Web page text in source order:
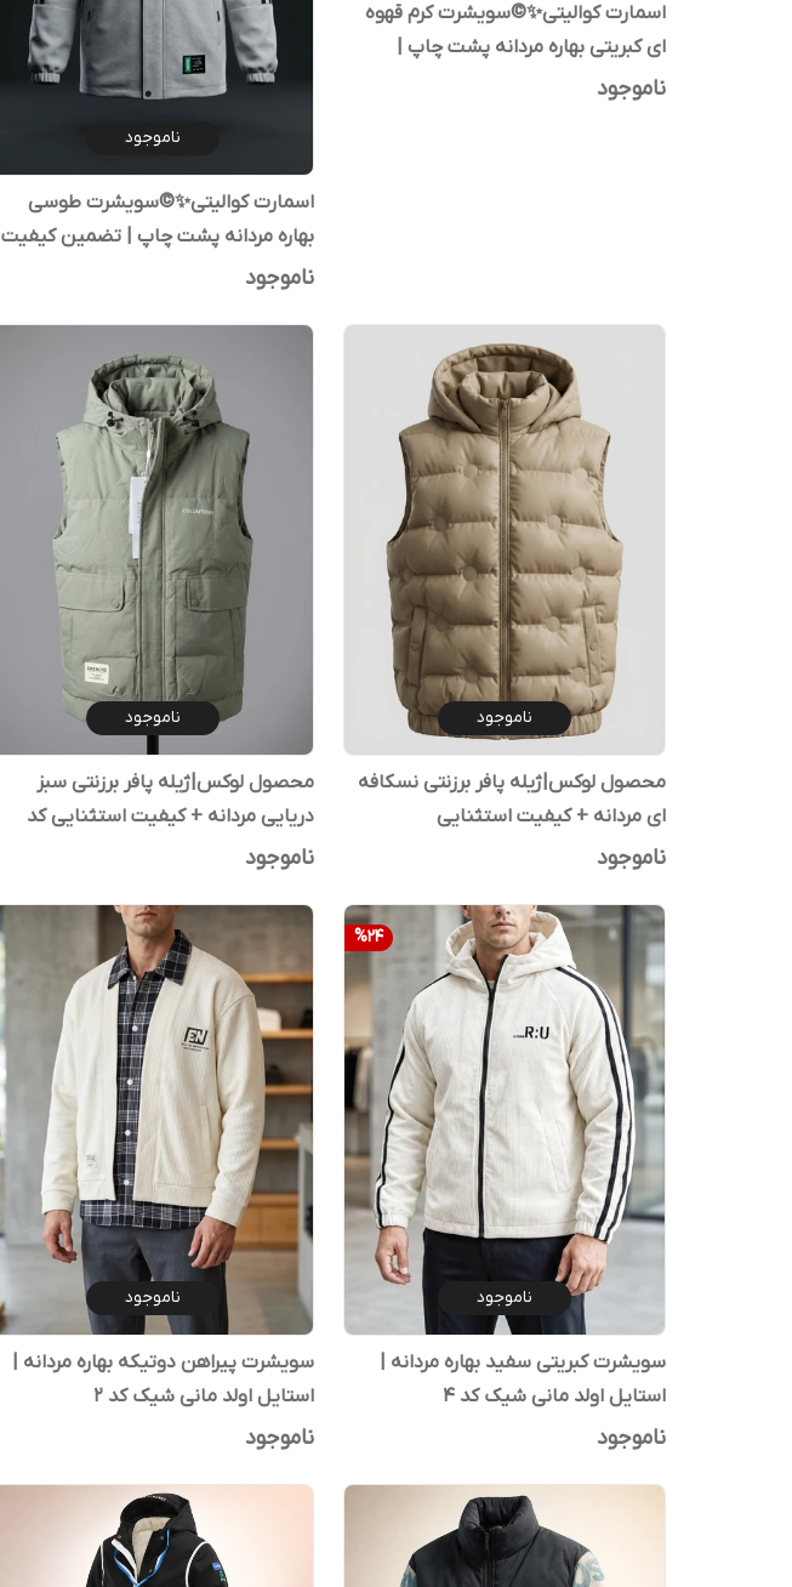
اسمارت کوالیتی✨©سویشرت کرم قهوه
ای کبریتی بهاره مردانه پشت چاپ |
تضمین کیفیت
ناموجود
ناموجود
اسمارت کوالیتی✨©سویشرت طوسی
بهاره مردانه پشت چاپ | تضمین کیفیت
ناموجود
ناموجود
محصول لوکس|ژیله پافر برزنتی نسکافه
ای مردانه + کیفیت استثنایی
ناموجود
ناموجود
محصول لوکس|ژیله پافر برزنتی سبز
دریایی مردانه + کیفیت استثنایی کد
8615
ناموجود
%24
ناموجود
سویشرت کبریتی سفید بهاره مردانه |
استایل اولد مانی شیک کد ۴
ناموجود
ناموجود
سویشرت پیراهن دوتیکه بهاره مردانه |
استایل اولد مانی شیک کد ۲
ناموجود